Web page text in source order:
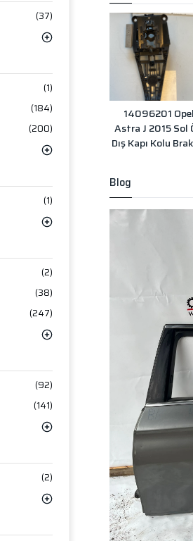
(37)
(1)
(184)
(200)
(1)
(2)
(38)
(247)
(92)
(141)
(2)
14096201 Opel
Astra J 2015 Sol
Dış Kapı Kolu
Blog